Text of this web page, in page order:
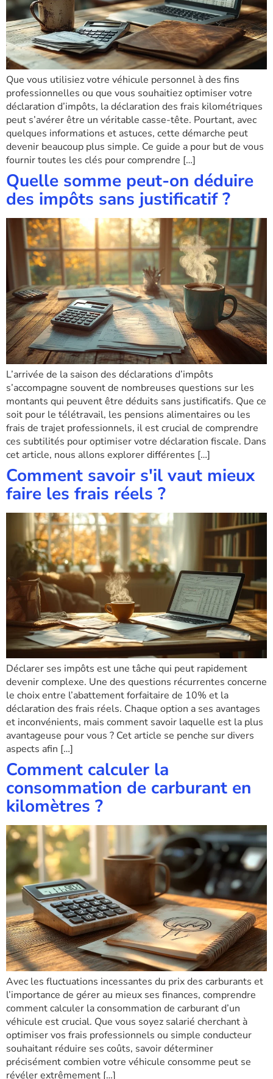
Que vous utilisiez votre véhicule personnel à des fins
professionnelles ou que vous souhaitiez optimiser votre
déclaration d’impôts, la déclaration des frais kilométriques
peut s’avérer être un véritable casse-tête. Pourtant, avec
quelques informations et astuces, cette démarche peut
devenir beaucoup plus simple. Ce guide a pour but de vous
fournir toutes les clés pour comprendre […]
Quelle somme peut-on déduire
des impôts sans justificatif ?
L’arrivée de la saison des déclarations d’impôts
s’accompagne souvent de nombreuses questions sur les
montants qui peuvent être déduits sans justificatifs. Que ce
soit pour le télétravail, les pensions alimentaires ou les
frais de trajet professionnels, il est crucial de comprendre
ces subtilités pour optimiser votre déclaration fiscale. Dans
cet article, nous allons explorer différentes […]
Comment savoir s'il vaut mieux
faire les frais réels ?
Déclarer ses impôts est une tâche qui peut rapidement
devenir complexe. Une des questions récurrentes concerne
le choix entre l’abattement forfaitaire de 10% et la
déclaration des frais réels. Chaque option a ses avantages
et inconvénients, mais comment savoir laquelle est la plus
avantageuse pour vous ? Cet article se penche sur divers
aspects afin […]
Comment calculer la
consommation de carburant en
kilomètres ?
Avec les fluctuations incessantes du prix des carburants et
l’importance de gérer au mieux ses finances, comprendre
comment calculer la consommation de carburant d’un
véhicule est crucial. Que vous soyez salarié cherchant à
optimiser vos frais professionnels ou simple conducteur
souhaitant réduire ses coûts, savoir déterminer
précisément combien votre véhicule consomme peut se
révéler extrêmement […]